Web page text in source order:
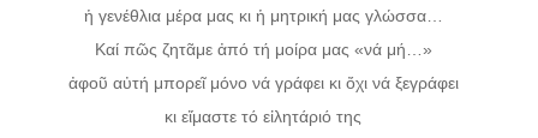
ἡ γενέθλια μέρα μας κι ἡ μητρική μας γλώσσα…
Καί πῶς ζητᾶμε ἀπό τή μοίρα μας «νά μή…»
ἀφοῦ αὐτή μπορεῖ μόνο νά γράφει κι ὄχι νά ξεγράφει
κι εἴμαστε τό εἰλητάριό της